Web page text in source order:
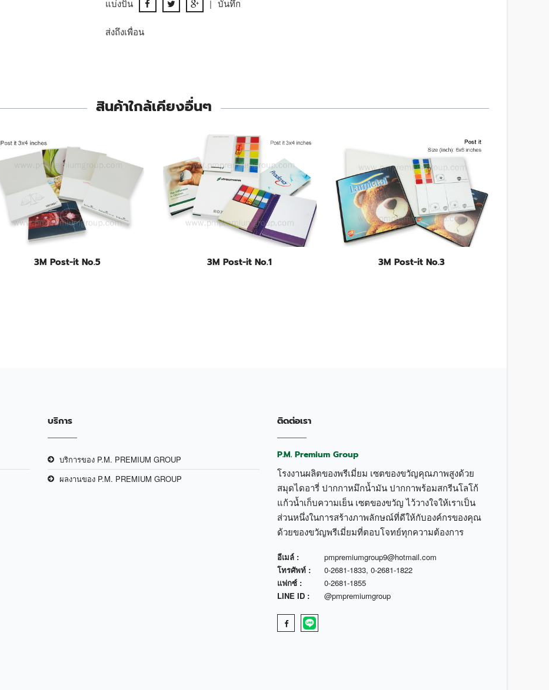
แบ่งปัน | บันทึก
ส่งถึงเพื่อน
สินค้าใกล้เคียงอื่นๆ
3M Post-it No.5 3M Post-it No.1 3M Post-it No.3
บริการ
บริการของ P.M. PREMIUM GROUP
ผลงานของ P.M. PREMIUM GROUP
ติดต่อเรา
P.M. Premium Group
โรงงานผลิตของพรีเมี่ยม เซตของขวัญคุณภาพสูงด้วย
สมุดไดอารี่ ปากกาหมึกน้ำมัน ปากกาพร้อมสกรีนโลโก้
แก้วน้ำเก็บความเย็น เซตของขวัญ ไว้วางใจให้เราเป็น
ส่วนหนึ่งในการสร้างภาพลักษณ์ที่ดีให้กับองค์กรของคุณ
ด้วยของขวัญพรีเมี่ยมที่ตอบโจทย์ทุกความต้องการ
อีเมล์ :
pmpremiumgroup9@hotmail.com
โทรศัพท์ :
0-2681-1833, 0-2681-1822
แฟกซ์ :
0-2681-1855
LINE ID :
@pmpremiumgroup